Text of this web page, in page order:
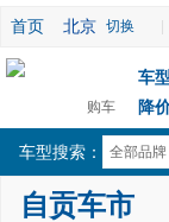
首页 北京 切换
购车
车
降
车型搜索： 全部品牌
自贡车市